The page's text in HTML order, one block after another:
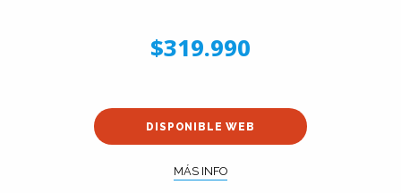
$319.990
DISPONIBLE WEB
MÁS INFO